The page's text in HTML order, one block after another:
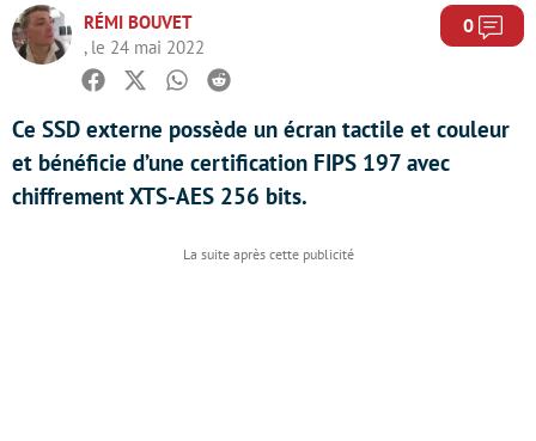
RÉMI BOUVET
, le 24 mai 2022
0
Facebook
TwitterWhatsapp
Reddit
Ce SSD externe possède un écran tactile et couleur
et bénéficie d’une certification FIPS 197 avec
chiffrement XTS-AES 256 bits.